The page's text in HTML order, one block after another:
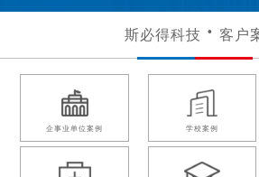
斯必得科技 客户
企事业单位案例 学校案例